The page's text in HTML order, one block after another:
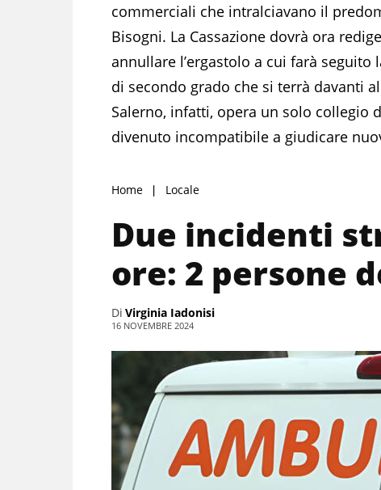
commerciali che intralciavano il
Bisogni. La Cassazione dovrà ora
annullare l’ergastolo a cui farà
di secondo grado che si terrà davanti
Salerno, infatti, opera un solo collegio
divenuto incompatibile a giudicare
Home Locale
Due incidenti
ore: 2 persone
Di Virginia Iadonisi
16 NOVEMBRE 2024